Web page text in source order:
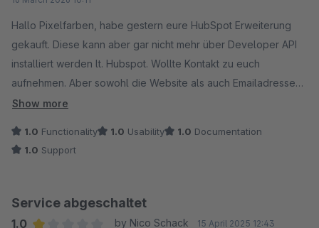
Hallo Pixelfarben, habe gestern eure HubSpot Erweiterung
gekauft. Diese kann aber gar nicht mehr über Developer API
installiert werden lt. Hubspot. Wollte Kontakt zu euch
aufnehmen. Aber sowohl die Website als auch Emailadresse
sind nicht erreichbar und die Telefonnummer gibt es nicht.
Show more
1.0 Functionality 1.0 Usability 1.0 Documentation
1.0 Support
Service abgeschaltet
1.0
by Nico Schack 15 April 2025 12:43